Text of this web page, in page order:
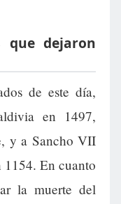
que dejaron
de este día,
en 1497,
y a Sancho VII
1154. En cuanto
la muerte del